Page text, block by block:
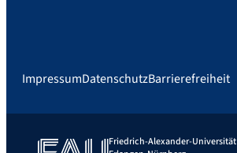
ImpressumDatenschutzBarrierefreiheit
Friedrich-Alexander-Universität